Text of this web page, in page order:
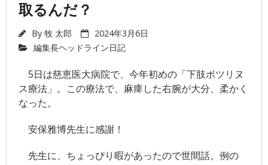
- 民主党
- 公明党
- 日本共産党
競馬
- JRA
- 競馬情報のJRA-VAN
取るんだ？
By 牧 太郎
2024年3月6日
編集長ヘッドライン日記
5日は慈恵医大病院で、今年初めの「下肢ボツリヌ
ス療法」。この療法で、麻痺した右腕が大分、柔かく
なった。
安保雅博先生に感謝！
先生に、ちょっぴり暇があったので世間話。例の